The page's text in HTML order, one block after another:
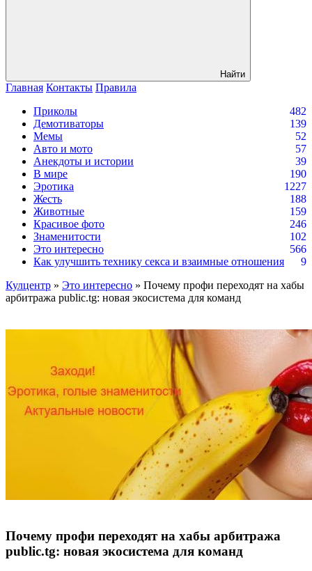
Найти
Главная Контакты Правила
Приколы
482
Демотиваторы
139
Мемы
52
Авто и мото
57
Анекдоты и истории
39
В мире
190
Эротика
1227
Жесть
188
Животные
159
Красивое фото
246
Знаменитости
102
Это интересно
566
Как улучшить технику секса и взаимные отношения
9
Кулцентр » Это интересно » Почему профи переходят на хабы
арбитража public.tg: новая экосистема для команд
Почему профи переходят на хабы арбитража
public.tg: новая экосистема для команд